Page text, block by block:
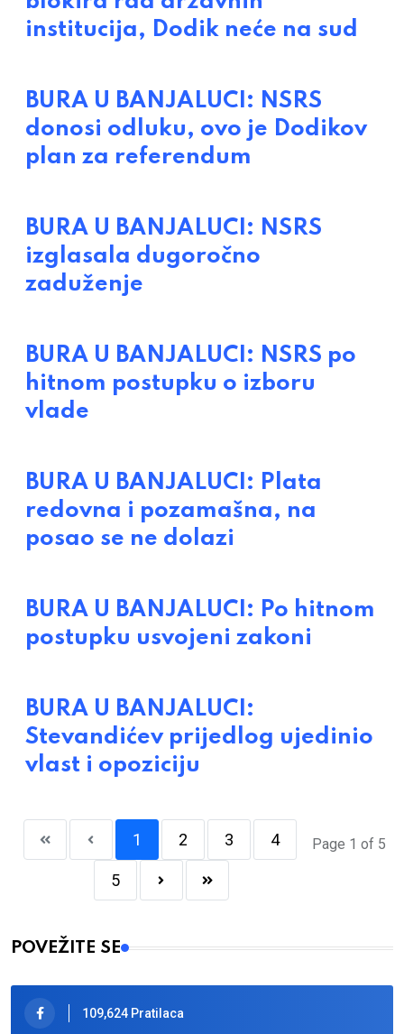
institucija, Dodik neće na sud
BURA U BANJALUCI: NSRS
donosi odluku, ovo je Dodikov
plan za referendum
BURA U BANJALUCI: NSRS
izglasala dugoročno
zaduženje
BURA U BANJALUCI: NSRS po
hitnom postupku o izboru
vlade
BURA U BANJALUCI: Plata
redovna i pozamašna, na
posao se ne dolazi
BURA U BANJALUCI: Po hitnom
postupku usvojeni zakoni
BURA U BANJALUCI:
Stevandićev prijedlog ujedinio
vlast i opoziciju
Page 1 of 5
1 2 3 4
5
POVEŽITE SE
109,624 Pratilaca